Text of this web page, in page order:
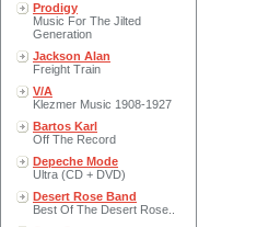
Prodigy
Music For The Jilted
Generation
Jackson Alan
Freight Train
V/A
Klezmer Music 1908-1927
Bartos Karl
Off The Record
Depeche Mode
Ultra (CD + DVD)
Desert Rose Band
Best Of The Desert Rose..